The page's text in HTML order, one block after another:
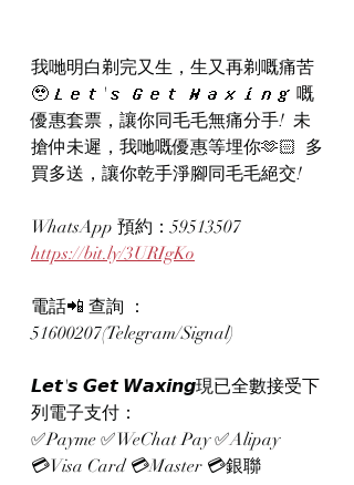
我哋明白剃完又生，生又再剃嘅痛苦
🥹𝙇𝙚𝙩'𝙨 𝙂𝙚𝙩 𝙒𝙖𝙭𝙞𝙣𝙜 嘅
優惠套票，讓你同毛毛無痛分手!  未
搶仲未遲，我哋嘅優惠等埋你🫶🏻  多
買多送，讓你乾手淨腳同毛毛絕交!
WhatsApp 預約：59513507
https://bit.ly/3URIgKo
電話📲 查詢 ：
51600207(Telegram/Signal)
𝙇𝙚𝙩'𝙨 𝙂𝙚𝙩 𝙒𝙖𝙭𝙞𝙣𝙜現已全數接受下
列電子支付：
✅Payme ✅WeChat Pay ✅Alipay
💳Visa Card 💳Master 💳銀聯